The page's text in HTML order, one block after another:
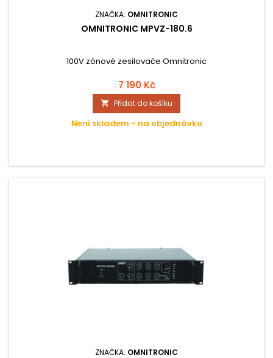
ZNAČKA: OMNITRONIC
OMNITRONIC MPVZ-180.6
100V zónové zesilovače Omnitronic
7 190 Kč
 Přidat do košíku
Není skladem - na objednávku
ZNAČKA: OMNITRONIC